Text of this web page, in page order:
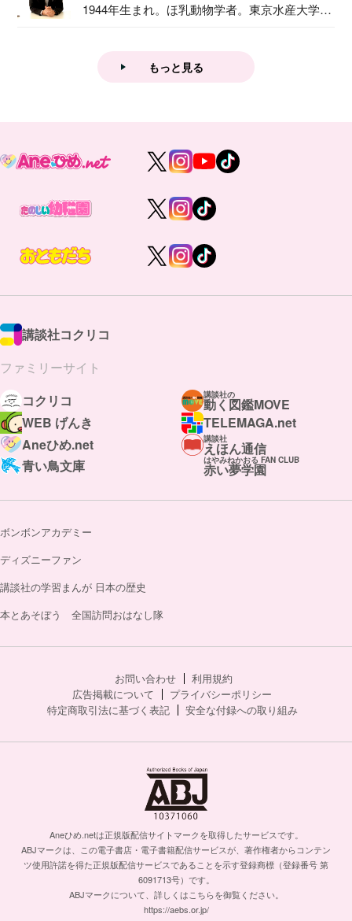
1944年生まれ。ほ乳動物学者。東京水産大学卒
もっと見る
講談社コクリコ
ファミリーサイト
コクリコ
講談社の
動く図鑑MOVE
WEB げんき
TELEMAGA.net
Aneひめ.net
講談社
えほん通信
青い鳥文庫
はやみねかおる FAN CLUB
赤い夢学園
ボンボンアカデミー
ディズニーファン
講談社の学習まんが 日本の歴史
本とあそぼう 全国訪問おはなし隊
お問い合わせ
利用規約
広告掲載について
プライバシーポリシー
特定商取引法に基づく表記
安全な付録への取り組み
Aneひめ.netは正規版配信サイトマークを取得したサービスです。
ABJマークは、この電子書店・電子書籍配信サービスが、著作権者からコンテン
ツ使用許諾を得た正規版配信サービスであることを示す登録商標（登録番号 第
6091713号）です。
ABJマークについて、詳しくはこちらを御覧ください。
https://aebs.or.jp/